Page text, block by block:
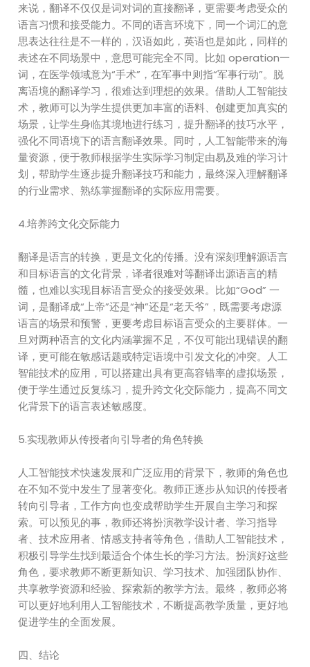
来说，翻译不仅仅是词对词的直接翻译，更需要考虑受众的
语言习惯和接受能力。不同的语言环境下，同一个词汇的意
思表达往往是不一样的，汉语如此，英语也是如此，同样的
表述在不同场景中，意思可能完全不同。比如 operation一
词，在医学领域意为“手术”，在军事中则指“军事行动”。脱
离语境的翻译学习，很难达到理想的效果。借助人工智能技
术，教师可以为学生提供更加丰富的语料、创建更加真实的
场景，让学生身临其境地进行练习，提升翻译的技巧水平，
强化不同语境下的语言翻译效果。同时，人工智能带来的海
量资源，便于教师根据学生实际学习制定由易及难的学习计
划，帮助学生逐步提升翻译技巧和能力，最终深入理解翻译
的行业需求、熟练掌握翻译的实际应用需要。
4.培养跨文化交际能力
翻译是语言的转换，更是文化的传播。没有深刻理解源语言
和目标语言的文化背景，译者很难对等翻译出源语言的精
髓，也难以实现目标语言受众的接受效果。比如“God” 一
词，是翻译成“上帝”还是“神”还是“老天爷”，既需要考虑源
语言的场景和预警，更要考虑目标语言受众的主要群体。一
旦对两种语言的文化内涵掌握不足，不仅可能出现错误的翻
译，更可能在敏感话题或特定语境中引发文化的冲突。人工
智能技术的应用，可以搭建出具有更高容错率的虚拟场景，
便于学生通过反复练习，提升跨文化交际能力，提高不同文
化背景下的语言表述敏感度。
5.实现教师从传授者向引导者的角色转换
人工智能技术快速发展和广泛应用的背景下，教师的角色也
在不知不觉中发生了显著变化。教师正逐步从知识的传授者
转向引导者，工作方向也变成帮助学生开展自主学习和探
索。可以预见的事，教师还将扮演教学设计者、学习指导
者、技术应用者、情感支持者等角色，借助人工智能技术，
积极引导学生找到最适合个体生长的学习方法。扮演好这些
角色，要求教师不断更新知识、学习技术、加强团队协作、
共享教学资源和经验、探索新的教学方法。最终，教师必将
可以更好地利用人工智能技术，不断提高教学质量，更好地
促进学生的全面发展。
四、结论